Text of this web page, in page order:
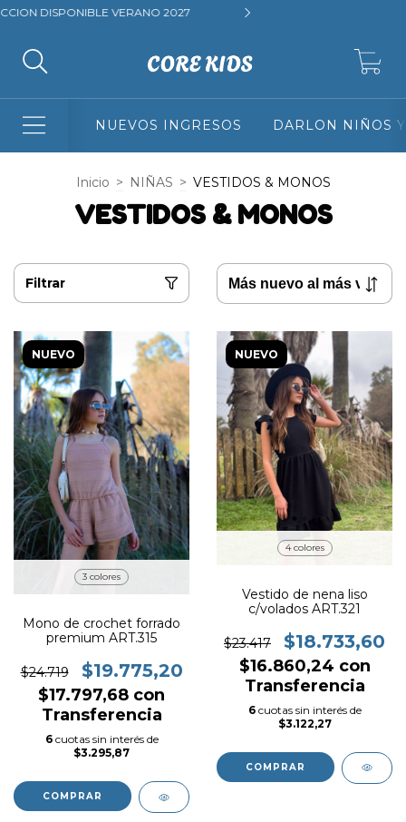
2027 3 Y 6 CUOTAS SIN INTERES + 10% DE DESCUENTO
NUEVOS INGRESOS DARLON NIÑOS
Inicio > NIÑAS > VESTIDOS & MONOS
VESTIDOS & MONOS
Filtrar
NUEVO
3 colores
Mono de crochet forrado
premium ART.315
$24.719 $19.775,20
$17.797,68 con
Transferencia
6 cuotas sin interés de
$3.295,87
COMPRAR
NUEVO
4 colores
Vestido de nena liso
c/volados ART.321
$23.417 $18.733,60
$16.860,24 con
Transferencia
6 cuotas sin interés de
$3.122,27
COMPRAR